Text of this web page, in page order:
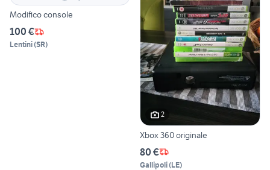
Modifico console
100 €
Lentini(SR)
2
Xbox 360 originale
80 €
Gallipoli(LE)